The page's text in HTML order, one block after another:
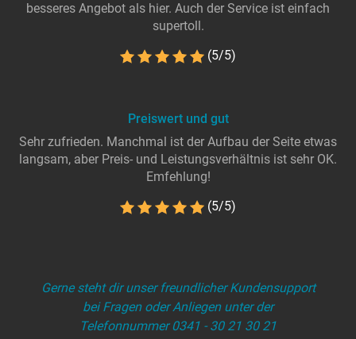
besseres Angebot als hier. Auch der Service ist einfach
supertoll.
(5/5)
Preiswert und gut
Sehr zufrieden. Manchmal ist der Aufbau der Seite etwas
langsam, aber Preis- und Leistungsverhältnis ist sehr OK.
Emfehlung!
(5/5)
Gerne steht dir unser freundlicher Kundensupport
bei Fragen oder Anliegen unter der
Telefonnummer 0341 - 30 21 30 21